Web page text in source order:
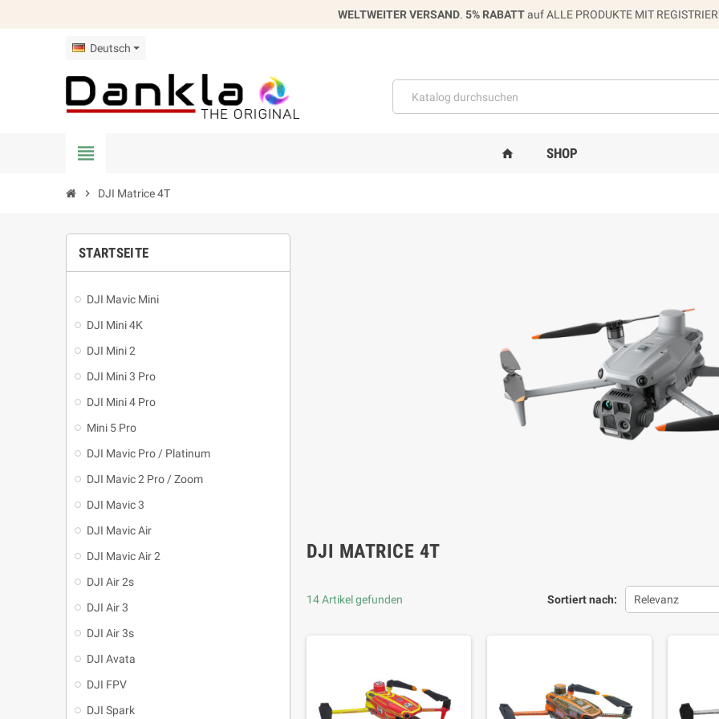
WELTWEITER VERSAND. 5% RABATTauf ALLE PRODUKTE MIT
Deutsch
view_headline home SHOP
chevron_right DJI Matrice 4T
STARTSEITE
DJI Mavic Mini
DJI Mini 4K
DJI Mini 2
DJI Mini 3 Pro
DJI Mini 4 Pro
Mini 5 Pro
DJI Mavic Pro / Platinum
DJI Mavic 2 Pro / Zoom
DJI Mavic 3
DJI Mavic Air
DJI Mavic Air 2
DJI Air 2s
DJI Air 3
DJI Air 3s
DJI Avata
DJI FPV
DJI Spark
DJI MATRICE 4T
Sortiert nach: Relevanz
14 Artikel gefunden